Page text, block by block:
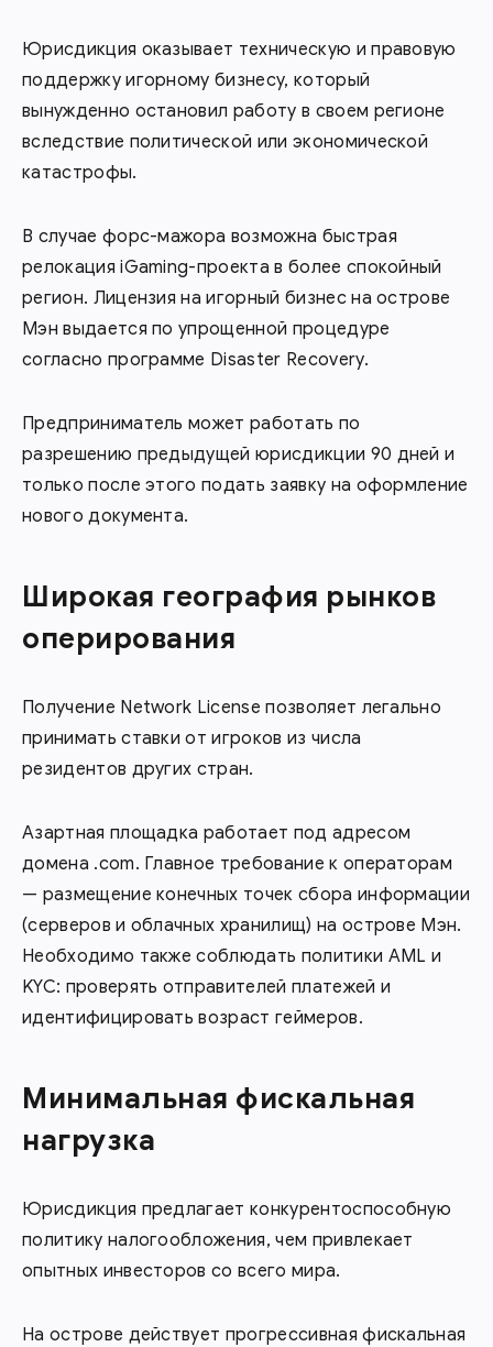
Юрисдикция оказывает техническую и правовую
поддержку игорному бизнесу, который
вынужденно остановил работу в своем регионе
вследствие политической или экономической
катастрофы.
В случае форс-мажора возможна быстрая
релокация iGaming-проекта в более спокойный
регион. Лицензия на игорный бизнес на острове
Мэн выдается по упрощенной процедуре
согласно программе Disaster Recovery.
Предприниматель может работать по
разрешению предыдущей юрисдикции 90 дней и
только после этого подать заявку на оформление
нового документа.
Широкая география рынков
оперирования
Получение Network License позволяет легально
принимать ставки от игроков из числа
резидентов других стран.
Азартная площадка работает под адресом
домена .com. Главное требование к операторам
— размещение конечных точек сбора информации
(серверов и облачных хранилищ) на острове Мэн.
Необходимо также соблюдать политики AML и
KYC: проверять отправителей платежей и
идентифицировать возраст геймеров.
Минимальная фискальная
нагрузка
Юрисдикция предлагает конкурентоспособную
политику налогообложения, чем привлекает
опытных инвесторов со всего мира.
На острове действует прогрессивная фискальная